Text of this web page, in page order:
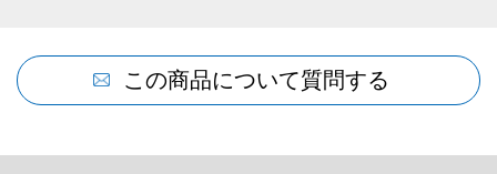
この商品について質問する